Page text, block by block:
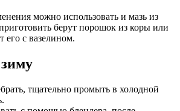
можно использовать и мазь из
берут порошок из коры или
его с вазелином.
тщательно промыть в холодной